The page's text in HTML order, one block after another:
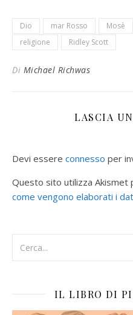
Dio mar Rosso Mosè
religione
Ridley Scott
Di Michael Richwas
LASCIA
Devi essere connesso per
Questo sito utilizza Akismet
come vengono elaborati i
IL LIBRO DI